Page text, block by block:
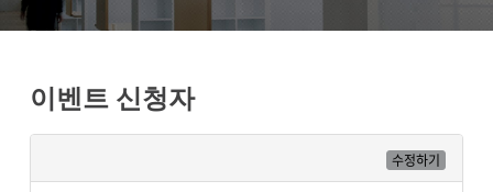
이벤트 신청자
수정하기